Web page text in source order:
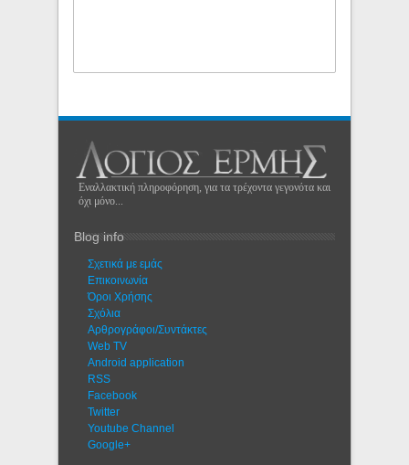
Εναλλακτική πληροφόρηση, για τα τρέχοντα γεγονότα και
όχι μόνο...
Blog info
Σχετικά με εμάς
Eπικοινωνία
Όροι Χρήσης
Σχόλια
Αρθρογράφοι/Συντάκτες
Web TV
Android application
RSS
Facebook
Twitter
Youtube Channel
Google+